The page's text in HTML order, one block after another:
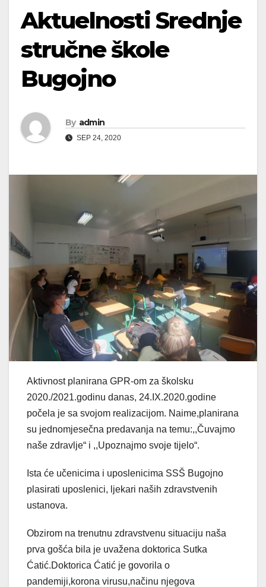
Aktuelnosti Srednje
stručne škole
Bugojno
By admin
SEP 24, 2020
Aktivnost planirana GPR­-om za školsku
2020./2021.godinu danas, 24.IX.2020.godine
počela je sa svojom realizacijom. Naime,planirana
su jednomjesečna predavanja na temu:,,Čuvajmo
naše zdravlje“ i ,,Upoznajmo svoje tijelo“.
Ista će učenicima i uposlenicima SSŠ Bugojno
plasirati uposlenici, ljekari naših zdravstvenih
ustanova.
Obzirom na trenutnu zdravstvenu situaciju naša
prva gošća bila je uvažena doktorica Sutka
Ćatić.Doktorica Ćatić je govorila o
pandemiji,korona virusu,načinu njegova